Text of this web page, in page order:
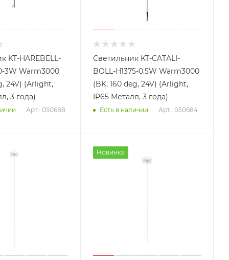
KT-HAREBELL-
3W Warm3000
24V) (Arlight,
3 года)
Арт.: 050688
Светильник KT-CATALI-
BOLL-H1375-0.5W Warm3000
(BK, 160 deg, 24V) (Arlight,
IP65 Металл, 3 года)
Есть в наличии Арт.: 050684
Новинка